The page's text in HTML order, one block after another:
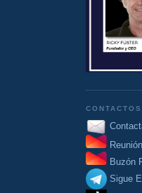
Buzón
Sigue